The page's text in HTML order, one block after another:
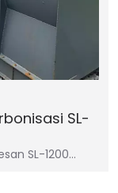
SL-
SL-1200…